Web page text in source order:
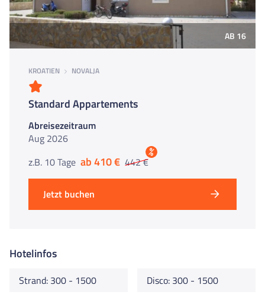
AB 16
KROATIEN NOVALJA
Standard Appartements
Abreisezeitraum
Aug 2026
z.B. 10 Tage ab 410 € 442 €
%
Jetzt buchen
Hotelinfos
Strand: 300 - 1500 Disco: 300 - 1500